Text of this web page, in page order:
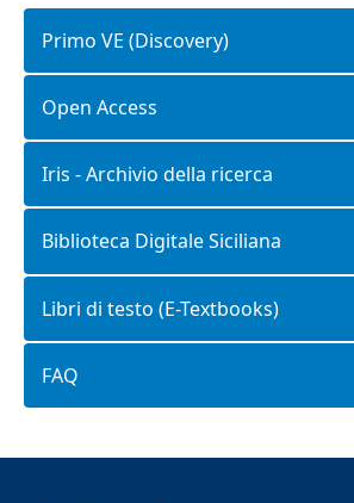
Primo VE (Discovery)
Open Access
Iris - Archivio della ricerca
Biblioteca Digitale Siciliana
Libri di testo (E-Textbooks)
FAQ